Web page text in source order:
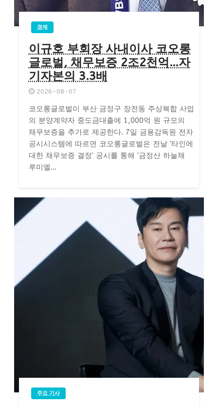
경제
이규호 부회장 사내이사 코오롱
글로벌, 채무보증 2조2천억…자
기자본의 3.3배
2026-08-07
코오롱글로벌이 부산 금정구 장전동 주상복합 사업
의 분양계약자 중도금대출에 1,000억 원 규모의
채무보증을 추가로 제공한다. 7일 금융감독원 전자
공시시스템에 따르면 코오롱글로벌은 전날 '타인에
대한 채무보증 결정' 공시를 통해 '금정산 하늘채
루미엘...
주요 기사